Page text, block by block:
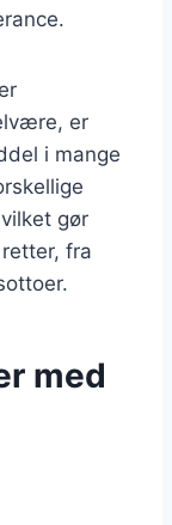
er
i mange
gør
fra
med